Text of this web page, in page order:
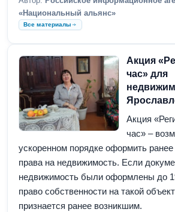
«Национальный альянс»
Все материалы
Акция
час» для
Акция
час» –
ускоренном порядке оформить
права на недвижимость. Если
недвижимость были оформлены до
право собственности на такой
признается ранее возникшим.